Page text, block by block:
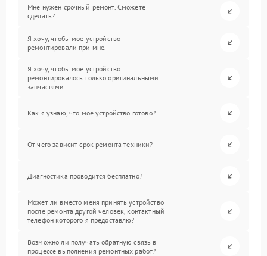
Мне нужен срочный ремонт. Сможете
сделать?
Я хочу, чтобы мое устройство
ремонтировали при мне.
Я хочу, чтобы мое устройство
ремонтировалось только оригинальными
запчастями.
Как я узнаю, что мое устройство готово?
От чего зависит срок ремонта техники?
Диагностика проводится бесплатно?
Может ли вместо меня принять устройство
после ремонта другой человек, контактный
телефон которого я предоставлю?
Возможно ли получать обратную связь в
процессе выполнения ремонтных работ?